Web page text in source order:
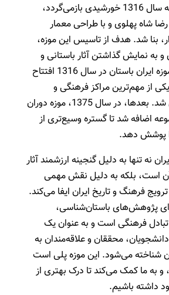
تاریخچه این موزه به سال 1316 خورشیدی بازمی‌گردد،
شاه پهلوی و با طراحی معمار
بنا شد. هدف از تاسیس این موزه،
به نمایش گذاشتن آثار باستانی و
تاریخی ایران بود. موزه ایران باستان در سال 1316 افتتاح
از مهم‌ترین مراکز فرهنگی و
تاریخی ایران تبدیل شد. بعدها، در سال 1375، موزه دوران
اضافه شد تا گستره وسیع‌تری از
پوشش دهد.
نه تنها به دلیل گنجینه ارزشمند آثار
آن است، بلکه به دلیل نقش مهمی
فرهنگ و تاریخ ایران ایفا می‌کند.
پژوهش‌های باستان‌شناسی،
فرهنگی است و به عنوان یک
محققان و علاقه‌مندان به
شناخته می‌شود. این موزه پلی است
به ما کمک می‌کند تا درک بهتری از
داشته باشیم.